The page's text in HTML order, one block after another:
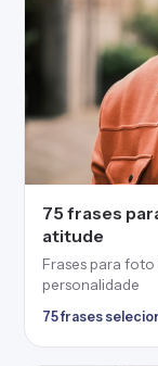
75 frases
atitude
Frases para
personalidade
75 frases